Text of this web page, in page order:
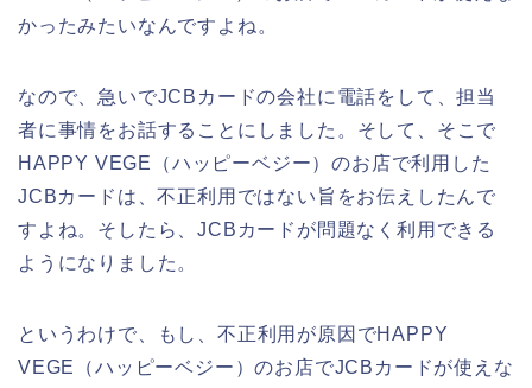
かったみたいなんですよね。
なので、急いでJCBカードの会社に電話をして、担当
者に事情をお話することにしました。そして、そこで
HAPPY VEGE（ハッピーベジー）のお店で利用した
JCBカードは、不正利用ではない旨をお伝えしたんで
すよね。そしたら、JCBカードが問題なく利用できる
ようになりました。
というわけで、もし、不正利用が原因でHAPPY
VEGE（ハッピーベジー）のお店でJCBカードが使えな